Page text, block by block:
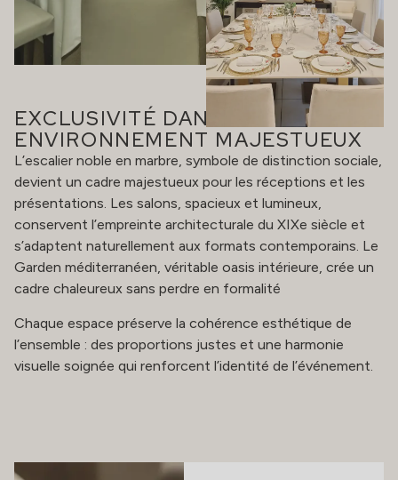
EXCLUSIVITÉ DANS UN
ENVIRONNEMENT MAJESTUEUX
L’escalier noble en marbre, symbole de distinction sociale,
devient un cadre majestueux pour les réceptions et les
présentations. Les salons, spacieux et lumineux,
conservent l’empreinte architecturale du XIXe siècle et
s’adaptent naturellement aux formats contemporains. Le
Garden méditerranéen, véritable oasis intérieure, crée un
cadre chaleureux sans perdre en formalité
Chaque espace préserve la cohérence esthétique de
l’ensemble : des proportions justes et une harmonie
visuelle soignée qui renforcent l’identité de l’événement.